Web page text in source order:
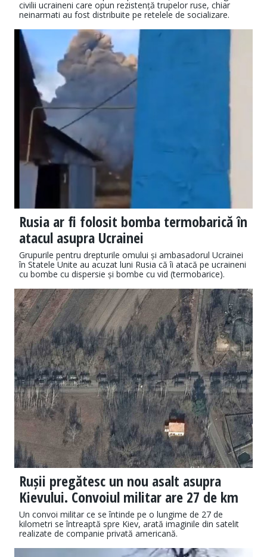
civilii ucraineni care opun rezistență trupelor ruse, chiar
neinarmati au fost distribuite pe retelele de socializare.
Rusia ar fi folosit bomba termobarică în
atacul asupra Ucrainei
Grupurile pentru drepturile omului și ambasadorul Ucrainei
în Statele Unite au acuzat luni Rusia că îi atacă pe ucraineni
cu bombe cu dispersie și bombe cu vid (termobarice).
Rușii pregătesc un nou asalt asupra
Kievului. Convoiul militar are 27 de km
Un convoi militar ce se întinde pe o lungime de 27 de
kilometri se întreaptă spre Kiev, arată imaginile din satelit
realizate de companie privată americană.